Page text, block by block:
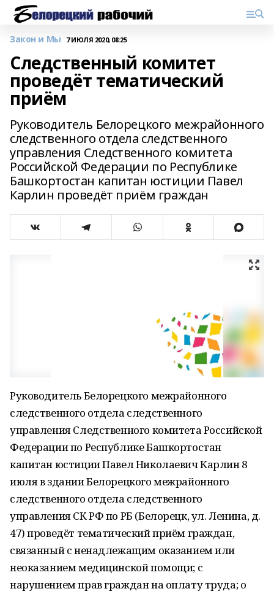
Закон и Мы 7 ИЮЛЯ 2020, 08:25
Следственный комитет
проведёт тематический
приём
Руководитель Белорецкого межрайонного
следственного отдела следственного
управления Следственного комитета
Российской Федерации по Республике
Башкортостан капитан юстиции Павел
Карлин проведёт приём граждан
Руководитель Белорецкого межрайонного
следственного отдела следственного
управления Следственного комитета Российской
Федерации по Республике Башкортостан
капитан юстиции Павел Николаевич Карлин 8
июля в здании Белорецкого межрайонного
следственного отдела следственного
управления СК РФ по РБ (Белорецк, ул. Ленина, д.
47) проведёт тематический приём граждан,
связанный с ненадлежащим оказанием или
неоказанием медицинской помощи; с
нарушением прав граждан на оплату труда; о